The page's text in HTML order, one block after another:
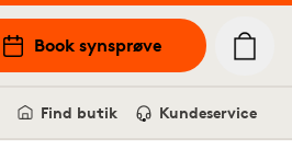
Book synsprøve
Find butik Kundeservice